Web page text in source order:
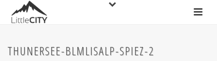
THUNERSEE-BLMLISALP-SPIEZ-2